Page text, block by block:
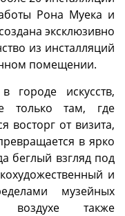
Рона Муека и
эксклюзивно
из инсталляций
помещении.
искусств,
только там, где
восторг от визита,
в ярко
беглый взгляд под
и
музейных
также